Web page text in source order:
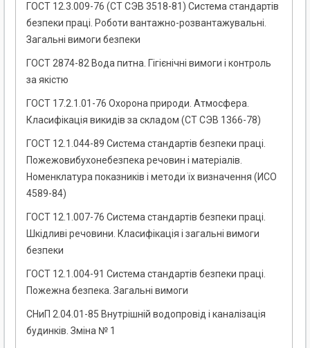
ГОСТ 12.3.009-76 (СТ СЭВ 3518-81) Система стандартів
безпеки праці. Роботи вантажно-розвантажувальні.
Загальні вимоги безпеки
ГОСТ 2874-82 Вода питна. Гігієнічні вимоги і контроль
за якістю
ГОСТ 17.2.1.01-76 Охорона природи. Атмосфера.
Класифікація викидів за складом (СТ СЭВ 1366-78)
ГОСТ 12.1.044-89 Система стандартів безпеки праці.
Пожежовибухонебезпека речовин і матеріалів.
Номенклатура показників і методи їх визначення (ИСО
4589-84)
ГОСТ 12.1.007-76 Система стандартів безпеки праці.
Шкідливі речовини. Класифікація і загальні вимоги
безпеки
ГОСТ 12.1.004-91 Система стандартів безпеки праці.
Пожежна безпека. Загальні вимоги
СНиП 2.04.01-85 Внутрішній водопровід і каналізація
будинків. Зміна № 1